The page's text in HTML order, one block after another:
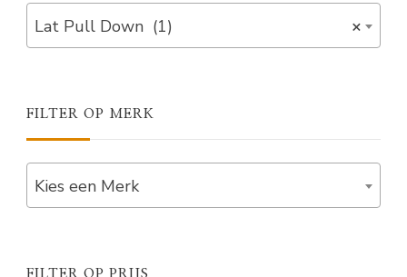
×
Lat Pull Down (1)
FILTER OP MERK
Kies een Merk
FILTER OP PRIJS